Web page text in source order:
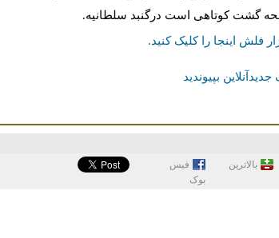
گشت کوتاهی است درگنبد سلطانیه.
فلش اینجا را کلیک کنيد.
بپیوندید
بالاترین
فيس
بوک